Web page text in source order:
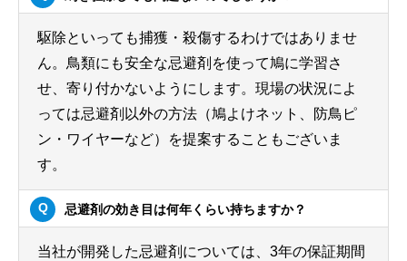
駆除といっても捕獲・殺傷するわけではありませ
ん。鳥類にも安全な忌避剤を使って鳩に学習さ
せ、寄り付かないようにします。現場の状況によ
っては忌避剤以外の方法（鳩よけネット、防鳥ピ
ン・ワイヤーなど）を提案することもございま
す。
忌避剤の効き目は何年くらい持ちますか？
当社が開発した忌避剤については、3年の保証期間